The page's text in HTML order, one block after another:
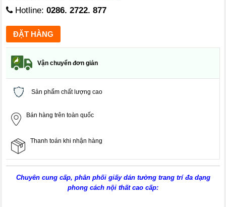
Hotline:0286. 2722. 877
Vận chuyển đơn giản
Sản phẩm chất lượng cao
Bán hàng trên toàn quốc
Thanh toán khi nhận hàng
Chuyên cung cấp, phân phối giấy dán tường trang trí đa dạng
phong cách nội thất cao cấp: